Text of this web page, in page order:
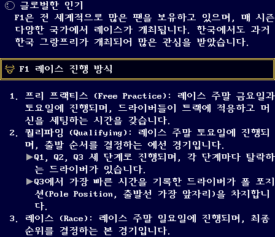
글로벌한 인기
F1은 전 세계적으로 많은 팬을 보유하고 있으며, 매 시즌
다양한 국가에서 레이스가 개최됩니다. 한국에서도 과거
한국 그랑프리가 개최되어 많은 관심을 받았습니다.
F1 레이스 진행 방식
프리 프랙티스 (Free Practice): 레이스 주말 금요일과
토요일에 진행되며, 드라이버들이 트랙에 적응하고 머
신을 세팅하는 시간을 갖습니다.
퀄리파잉 (Qualifying): 레이스 주말 토요일에 진행되
며, 출발 순서를 결정하는 예선 경기입니다.
Q1, Q2, Q3 세 단계로 진행되며, 각 단계마다 탈락하
는 드라이버가 있습니다.
Q3에서 가장 빠른 시간을 기록한 드라이버가 폴 포지
션(Pole Position, 출발선 가장 앞자리)을 차지합니
다.
레이스 (Race): 레이스 주말 일요일에 진행되며, 최종
순위를 결정하는 본 경기입니다.